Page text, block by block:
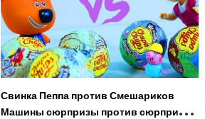
Свинка Пеппа против Смешариков
Машины сюрпризы против сюрпризов